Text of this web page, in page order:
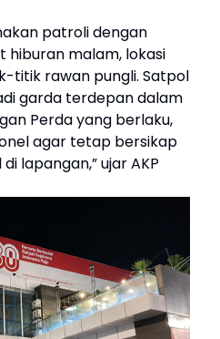
patroli dengan
malam, lokasi
titik rawan pungli. Satpol
garda terdepan dalam
Perda yang berlaku,
agar tetap bersikap
lapangan,” ujar AKP